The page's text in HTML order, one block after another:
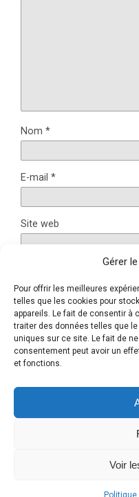
Gérer
Pour offrir les meilleures
telles que les cookies pour
appareils. Le fait de consentir à
traiter des données telles que
uniques sur ce site. Le fait de
consentement peut avoir un
et fonctions.
Voir
Nom *
E-mail *
Site web
Ce site utilise Akismet
savoir plus sur la façon
commentaires sont